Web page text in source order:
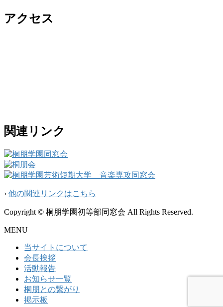
アクセス
関連リンク
› 他の関連リンクはこちら
Copyright © 桐朋学園初等部同窓会 All Rights Reserved.
MENU
当サイトについて
会長挨拶
活動報告
お知らせ一覧
桐朋との繋がり
掲示板